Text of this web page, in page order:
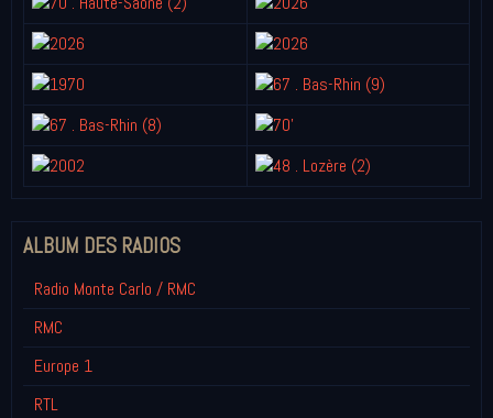
ALBUM DES RADIOS
Radio Monte Carlo / RMC
RMC
Europe 1
RTL